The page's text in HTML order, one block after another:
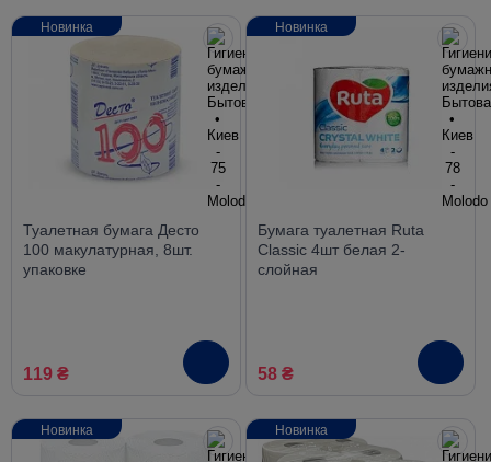
Туалетная бумага Десто
100 макулатурная, 8шт.
упаковке
119 ₴
Новинка
Бумага туалетная Ruta
Classic 4шт белая 2-
слойная
58 ₴
Новинка
Новинка Новинка